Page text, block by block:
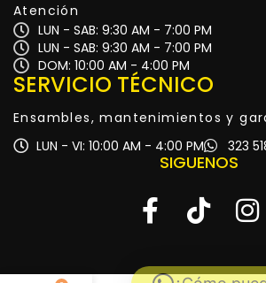
Atención
LUN - SAB: 9:30 AM - 7:00 PM
LUN - SAB: 9:30 AM - 7:00 PM
DOM: 10:00 AM - 4:00 PM
SERVICIO TÉCNICO
Ensambles, mantenimientos y
LUN - VI: 10:00 AM - 4:00 PM
323
SIGUENOS